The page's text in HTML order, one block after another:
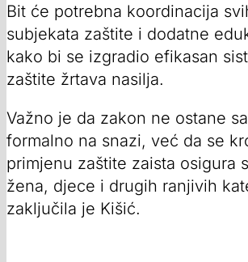
Bit će potrebna koordinacija
subjekata zaštite i dodatne
kako bi se izgradio efikasan
zaštite žrtava nasilja.
Važno je da zakon ne ostane
formalno na snazi, već da se
primjenu zaštite zaista osigura
žena, djece i drugih ranjivih
zaključila je Kišić.